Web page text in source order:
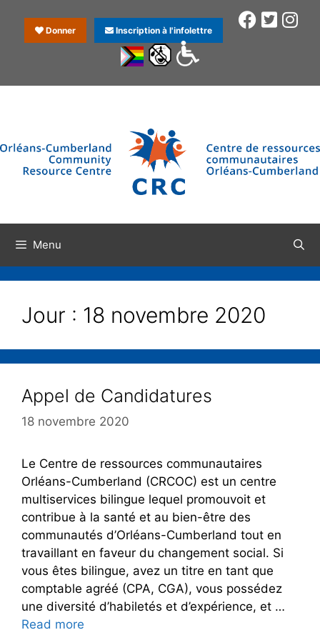
Donner Inscription à l'infolettre
Menu
Jour : 18 novembre 2020
Appel de Candidatures
18 novembre 2020
Le Centre de ressources communautaires
Orléans-Cumberland (CRCOC) est un centre
multiservices bilingue lequel promouvoit et
contribue à la santé et au bien-être des
communautés d’Orléans-Cumberland tout en
travaillant en faveur du changement social. Si
vous êtes bilingue, avez un titre en tant que
comptable agréé (CPA, CGA), vous possédez
une diversité d’habiletés et d’expérience, et …
Read more